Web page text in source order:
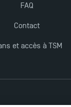
FAQ
Contact
et accès à TSM